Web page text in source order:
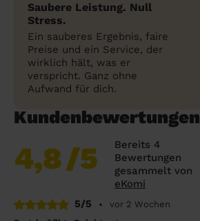
Saubere Leistung. Null
Stress.
Ein sauberes Ergebnis, faire
Preise und ein Service, der
wirklich hält, was er
verspricht. Ganz ohne
Aufwand für dich.
Kundenbewertungen
4,8/5
Bereits 4
Bewertungen
gesammelt von
eKomi
5/5
•
vor 2 Wochen